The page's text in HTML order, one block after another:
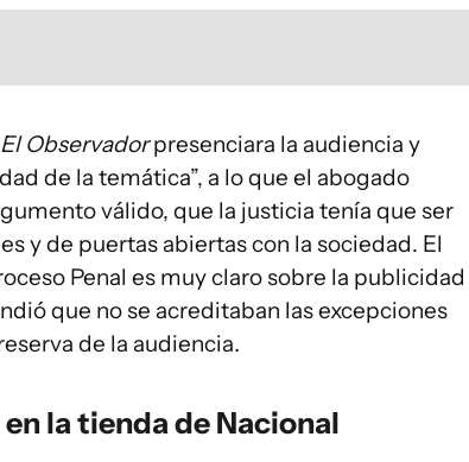
El Observadorpresenciara la audiencia y
de la temática”, a lo que el abogado
válido, que la justicia tenía que ser
y de puertas abiertas con la sociedad. El
Penal es muy claro sobre la publicidad
que no se acreditaban las excepciones
de la audiencia.
la tienda de Nacional